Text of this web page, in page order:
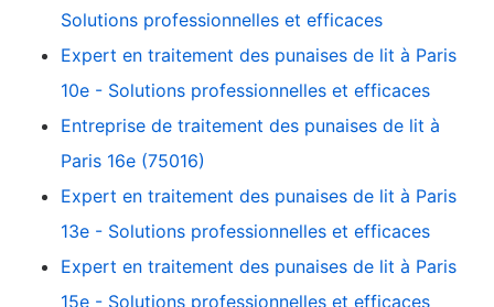
Solutions professionnelles et efficaces
Expert en traitement des punaises de lit à Paris
10e - Solutions professionnelles et efficaces
Entreprise de traitement des punaises de lit à
Paris 16e (75016)
Expert en traitement des punaises de lit à Paris
13e - Solutions professionnelles et efficaces
Expert en traitement des punaises de lit à Paris
15e - Solutions professionnelles et efficaces